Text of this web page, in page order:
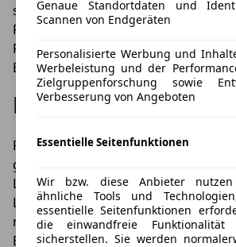
seinem französischen Charme und
Platzangebot. Im Zuge der
Franzosen zudem die Ausstattung
Ein SUV, der definitiv mehr als einen
Renault bei
Faires Kilometerleasing ohne
gewerbliche und private
Leasingnehmer: Beim Leasen eines
LeasingTime.de können Sie von
monatlichen Leasingraten
Beispiel für Autos wie den Renault
Genaue Standortdaten und
Scannen von Endgeräten
Personalisierte Werbung und
Werbeleistung und der
Zielgruppenforschung sowie
Verbesserung von Angeboten
Essentielle Seitenfunktionen
Wir bzw. diese Anbieter
ähnliche Tools und
essentielle Seitenfunktionen
die einwandfreie Funktionalität
sicherstellen. Sie werden